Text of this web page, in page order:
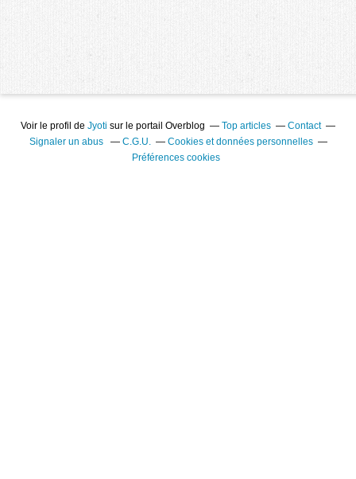
Voir le profil de Jyoti sur le portail Overblog Top articles
Contact
Signaler un abus
C.G.U.
Cookies et données personnelles
Préférences cookies